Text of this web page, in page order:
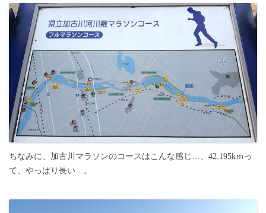
ちなみに、加古川マラソンのコースはこんな感じ…、42.195kｍっ
て、やっぱり長い…。